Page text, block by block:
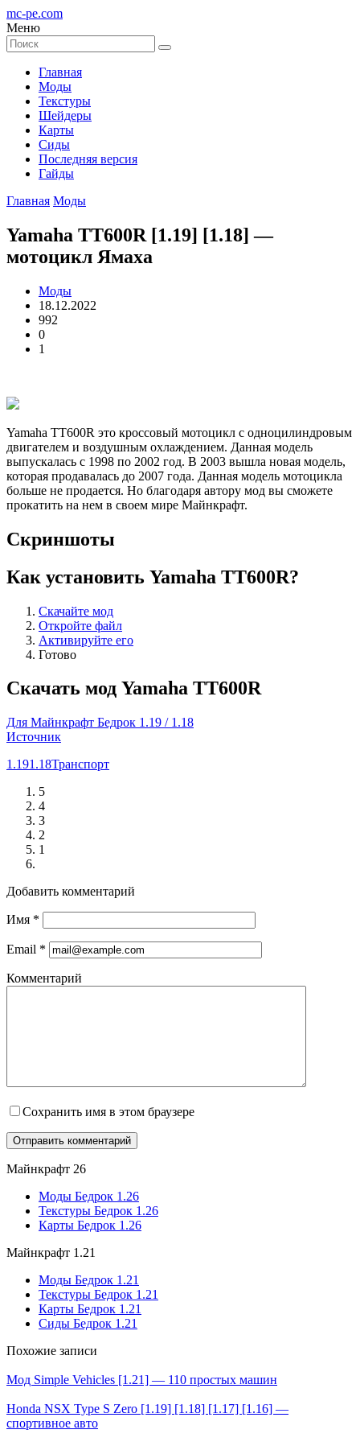
mc-pe.com
Меню
Главная
Моды
Текстуры
Шейдеры
Карты
Сиды
Последняя версия
Гайды
Главная Моды
Yamaha TT600R [1.19] [1.18] —
мотоцикл Ямаха
Моды
18.12.2022
992
0
1
Yamaha TT600R это кроссовый мотоцикл с одноцилиндровым
двигателем и воздушным охлаждением. Данная модель
выпускалась с 1998 по 2002 год. В 2003 вышла новая модель,
которая продавалась до 2007 года. Данная модель мотоцикла
больше не продается. Но благодаря автору мод вы сможете
прокатить на нем в своем мире Майнкрафт.
Скриншоты
Как установить Yamaha TT600R?
Скачайте мод
Откройте файл
Активируйте его
Готово
Скачать мод Yamaha TT600R
Для Майнкрафт Бедрок 1.19 / 1.18
Источник
1.191.18Транспорт
5
4
3
2
1
Добавить комментарий
Имя *
Email *
Комментарий
Сохранить имя в этом браузере
Майнкрафт 26
Моды Бедрок 1.26
Текстуры Бедрок 1.26
Карты Бедрок 1.26
Майнкрафт 1.21
Моды Бедрок 1.21
Текстуры Бедрок 1.21
Карты Бедрок 1.21
Сиды Бедрок 1.21
Похожие записи
Мод Simple Vehicles [1.21] — 110 простых машин
Honda NSX Type S Zero [1.19] [1.18] [1.17] [1.16] —
спортивное авто